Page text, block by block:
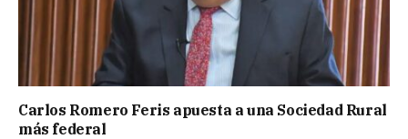
Carlos Romero Feris apuesta a una Sociedad Rural
más federal